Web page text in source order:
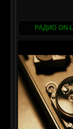
РАДИО ON-